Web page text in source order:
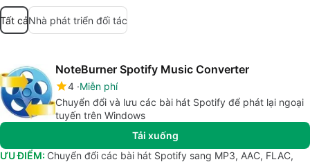
Tất cảNhà phát triển đối tác
NoteBurner Spotify Music Converter
4 Miễn phí
Chuyển đổi và lưu các bài hát Spotify để phát lại ngoại
tuyến trên Windows
Tải xuống
ƯU ĐIỂM: Chuyển đổi các bài hát Spotify sang MP3, AAC, FLAC,